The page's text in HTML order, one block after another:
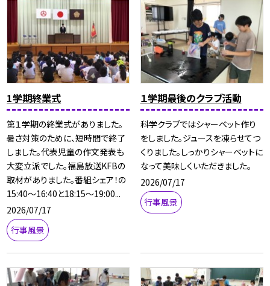
1学期終業式
第１学期の終業式がありました。
暑さ対策のために、短時間で終了
しました。代表児童の作文発表も
大変立派でした。福島放送KFBの
取材がありました。番組シェア！の
15:40〜16:40と18:15〜19:00...
2026/07/17
行事風景
１学期最後のクラブ活動
科学クラブではシャーベット作り
をしました。ジュースを凍らせてつ
くりました。しっかりシャーベットに
なって美味しくいただきました。
2026/07/17
行事風景